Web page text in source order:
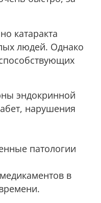
катаракта
людей. Однако
эндокринной
нарушения
патологии
в